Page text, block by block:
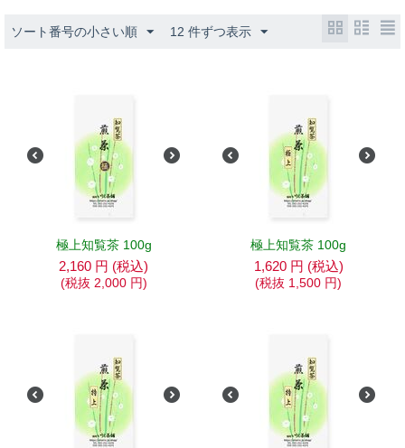
ソート番号の小さい順 12 件ずつ表示
極上知覧茶 100g
2,160 円 (税込)
(税抜 2,000 円)
極上知覧茶 100g
1,620 円 (税込)
(税抜 1,500 円)